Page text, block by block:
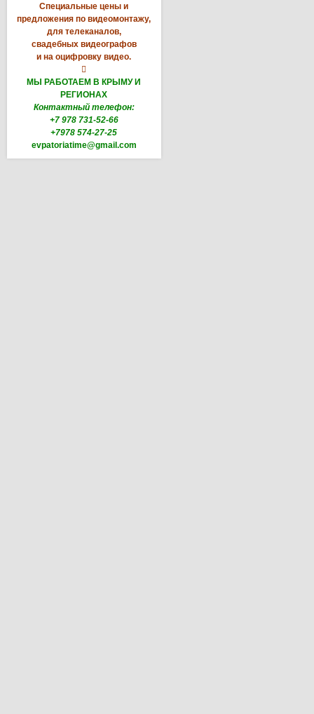
Специальные цены и
предложения по видеомонтажу,
для телеканалов,
свадебных видеографов
и на оцифровку видео.

МЫ РАБОТАЕМ В КРЫМУ И
РЕГИОНАХ
Контактный телефон:
+7 978 731-52-66
+7978 574-27-25
evpatoriatime@gmail.com